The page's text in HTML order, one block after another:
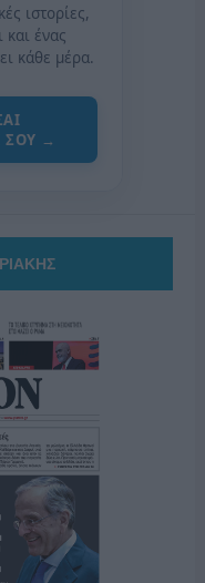
ιστορίες,
και ένας
κάθε μέρα.
ΣΟΥ →